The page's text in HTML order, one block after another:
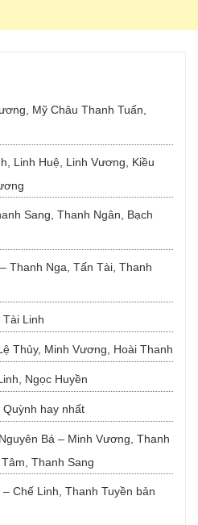
Mỹ Châu Thanh Tuấn,
Linh Huệ, Linh Vương, Kiều
Sang, Thanh Ngân, Bạch
Thanh Nga, Tấn Tài, Thanh
Linh
Thủy, Minh Vương, Hoài Thanh
Ngọc Huyền
hay nhất
Bá – Minh Vương, Thanh
Thanh Sang
Chế Linh, Thanh Tuyền bản